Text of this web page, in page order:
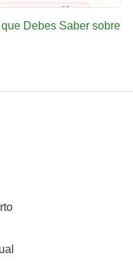
Debes Saber sobre